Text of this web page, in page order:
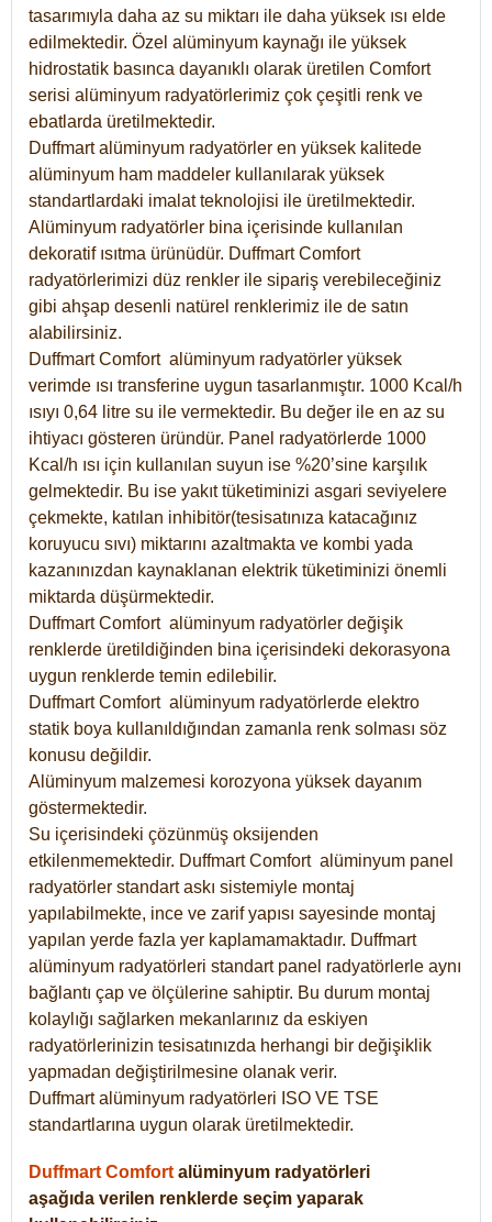
tasarımıyla daha az su miktarı ile daha yüksek ısı elde
edilmektedir. Özel alüminyum kaynağı ile yüksek
hidrostatik basınca dayanıklı olarak üretilen Comfort
serisi alüminyum radyatörlerimiz çok çeşitli renk ve
ebatlarda üretilmektedir.
Duffmart alüminyum radyatörler en yüksek kalitede
alüminyum ham maddeler kullanılarak yüksek
standartlardaki imalat teknolojisi ile üretilmektedir.
Alüminyum radyatörler bina içerisinde kullanılan
dekoratif ısıtma ürünüdür. Duffmart Comfort
radyatörlerimizi düz renkler ile sipariş verebileceğiniz
gibi ahşap desenli natürel renklerimiz ile de satın
alabilirsiniz.
Duffmart Comfort alüminyum radyatörler yüksek
verimde ısı transferine uygun tasarlanmıştır. 1000 Kcal/h
ısıyı 0,64 litre su ile vermektedir. Bu değer ile en az su
ihtiyacı gösteren üründür. Panel radyatörlerde 1000
Kcal/h ısı için kullanılan suyun ise %20’sine karşılık
gelmektedir. Bu ise yakıt tüketiminizi asgari seviyelere
çekmekte, katılan inhibitör(tesisatınıza katacağınız
koruyucu sıvı) miktarını azaltmakta ve kombi yada
kazanınızdan kaynaklanan elektrik tüketiminizi önemli
miktarda düşürmektedir.
Duffmart Comfort alüminyum radyatörler değişik
renklerde üretildiğinden bina içerisindeki dekorasyona
uygun renklerde temin edilebilir.
DuffmartComfort alüminyum radyatörlerde elektro
statik boya kullanıldığından zamanla renk solması söz
konusu değildir.
Alüminyum malzemesi korozyona yüksek dayanım
göstermektedir.
Su içerisindeki çözünmüş oksijenden
etkilenmemektedir. DuffmartComfort alüminyum panel
radyatörler standart askı sistemiyle montaj
yapılabilmekte, ince ve zarif yapısı sayesinde montaj
yapılan yerde fazla yer kaplamamaktadır. Duffmart
alüminyum radyatörleri standart panel radyatörlerle aynı
bağlantı çap ve ölçülerine sahiptir. Bu durum montaj
kolaylığı sağlarken mekanlarınız da eskiyen
radyatörlerinizin tesisatınızda herhangi bir değişiklik
yapmadan değiştirilmesine olanak verir.
Duffmart alüminyum radyatörleri ISO VE TSE
standartlarına uygun olarak üretilmektedir.
Duffmart Comfort alüminyum radyatörleri
aşağıda verilen renklerde seçim yaparak